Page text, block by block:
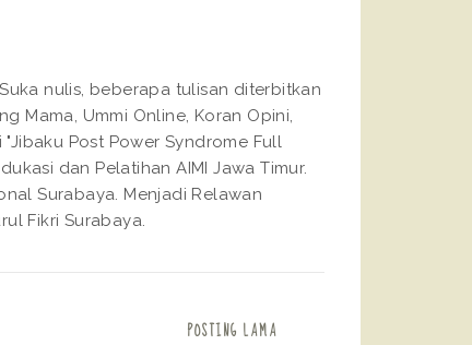
nulis, beberapa tulisan diterbitkan
Mama, Ummi Online, Koran Opini,
Post Power Syndrome Full
dan Pelatihan AIMI Jawa Timur.
Surabaya. Menjadi Relawan
Fikri Surabaya.
POSTING LAMA